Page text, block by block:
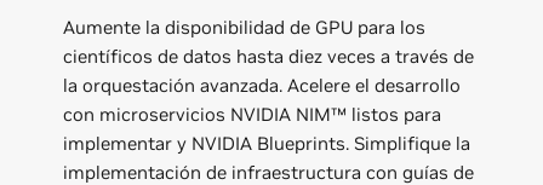
Aumente la disponibilidad de GPU para los
científicos de datos hasta diez veces a través de
la orquestación avanzada. Acelere el desarrollo
con microservicios NVIDIA NIM™ listos para
implementar y NVIDIA Blueprints. Simplifique la
implementación de infraestructura con guías de